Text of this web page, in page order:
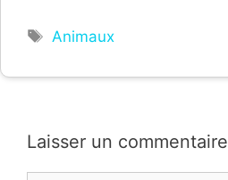
Étiquettes
Animaux
Laisser un commentaire